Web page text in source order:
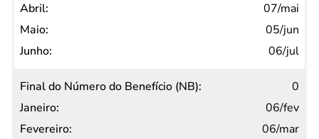
07/mai
05/jun
06/jul
0
06/fev
06/mar